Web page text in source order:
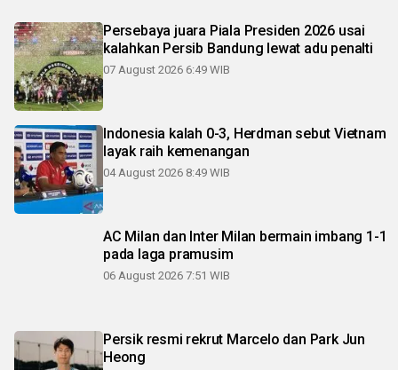
Persebaya juara Piala Presiden 2026 usai
kalahkan Persib Bandung lewat adu penalti
07 August 2026 6:49 WIB
Indonesia kalah 0-3, Herdman sebut Vietnam
layak raih kemenangan
04 August 2026 8:49 WIB
AC Milan dan Inter Milan bermain imbang 1-1
pada laga pramusim
06 August 2026 7:51 WIB
Persik resmi rekrut Marcelo dan Park Jun
Heong